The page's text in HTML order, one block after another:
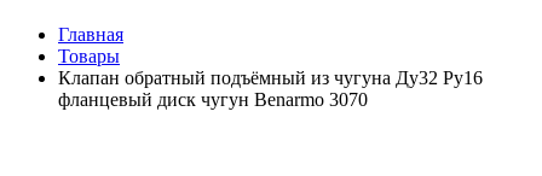
Главная
Товары
Клапан обратный подъёмный из чугуна Ду32 Ру16
фланцевый диск чугун Benarmo 3070